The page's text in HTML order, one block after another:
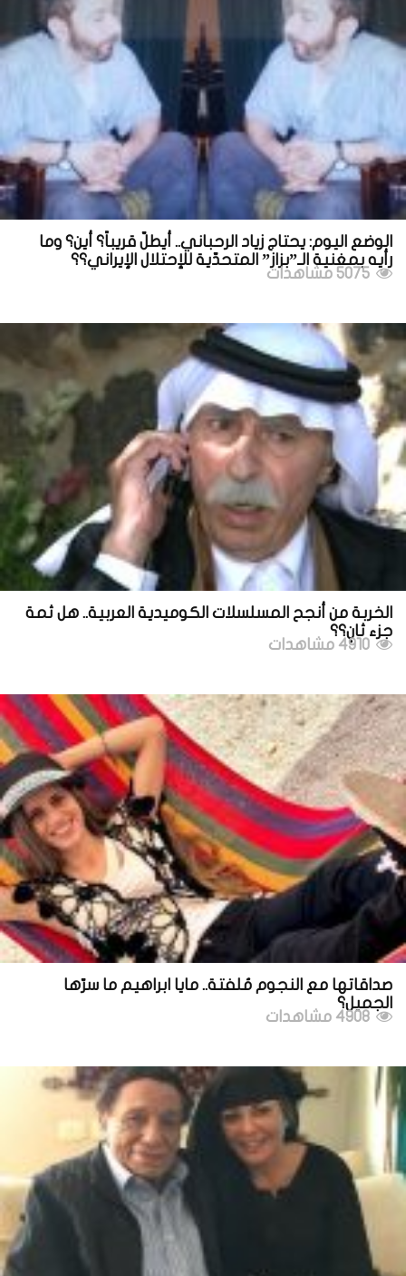
الوضع اليوم: يحتاج زياد الرحباني.. أيطلّ قريباً؟ أين؟ وما
رأيه بمغنية الـ”بزاز” المتحدّية للإحتلال الإيراني؟؟
الخربة من أنجح المسلسلات الكوميدية العربية.. هل ثمة
جزء ثانٍ؟؟
صداقاتها مع النجوم مُلفتة.. مايا ابراهيم ما سرّها
الجميل؟